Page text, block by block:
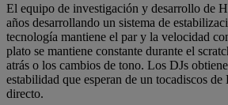
El equipo de investigación y desarrollo de
años desarrollando un sistema de
tecnología mantiene el par y la velocidad
plato se mantiene constante durante el
atrás o los cambios de tono. Los DJs
estabilidad que esperan de un tocadiscos
directo.